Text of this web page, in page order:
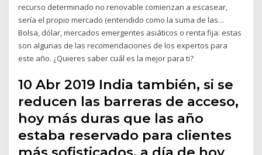
recurso determinado no renovable comienzan a escasear,
sería el propio mercado (entendido como la suma de las…
Bolsa, dólar, mercados emergentes asiáticos o renta fija: estas
son algunas de las recomendaciones de los expertos para
este año. ¿Quieres saber cuál es la mejor para ti?
10 Abr 2019 India también, si se
reducen las barreras de acceso,
hoy más duras que las año
estaba reservado para clientes